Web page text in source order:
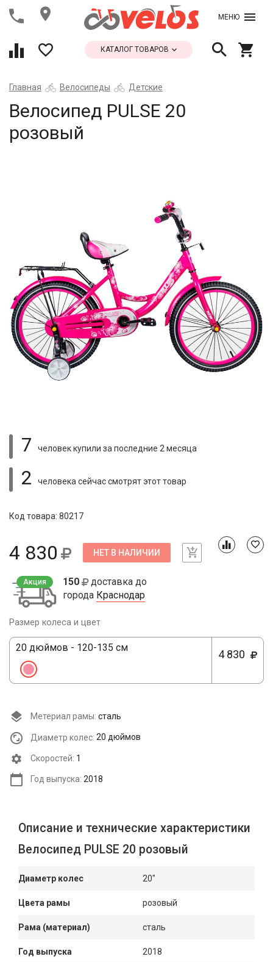
МЕНЮ
КАТАЛОГ ТОВАРОВ
Главная Велосипеды Детские
Велосипед PULSE 20
розовый
7 человек купили за последние 2 месяца
2 человека сейчас смотрятэтот товар
Код товара: 80217
4 830 НЕТ В НАЛИЧИИ
Акция 150
доставка до
города Краснодар
Размер колеса и цвет
20 дюймов - 120-135 см
4 830
Метериал рамы: сталь
Диаметр колес: 20 дюймов
Cкоростей: 1
Год выпуска: 2018
Описание и технические характеристики
Велосипед PULSE 20 розовый
Диаметр колес 20"
Цвета рамы розовый
Рама (материал) сталь
Год выпуска 2018